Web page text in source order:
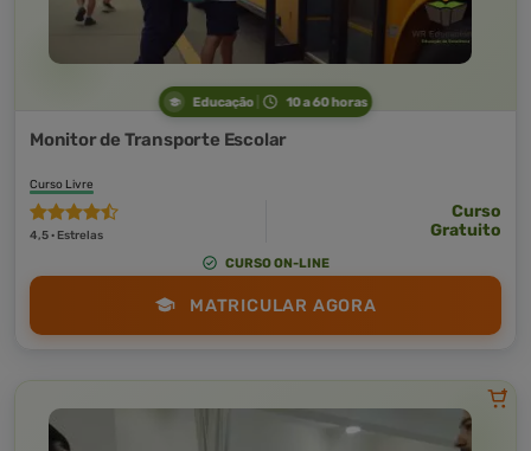
Educação 10 a 60 horas
Monitor de Transporte Escolar
Curso Livre
4,5 · Estrelas
Curso
Gratuito
CURSO ON-LINE
MATRICULAR AGORA